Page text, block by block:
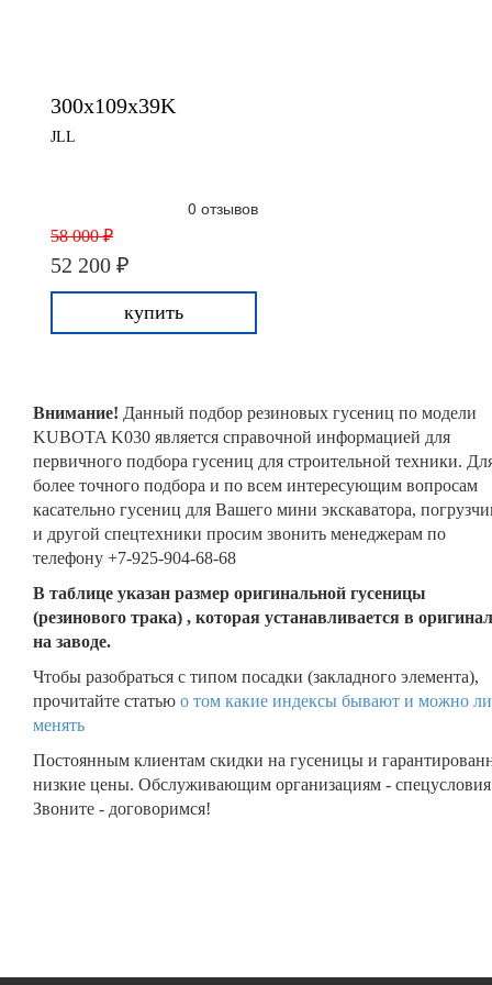
300x109x39K
JLL
0 отзывов
58 000 ₽
52 200 ₽
купить
Внимание! Данный подбор резиновых гусениц по модели
KUBOTA K030 является справочной информацией для
первичного подбора гусениц для строительной техники.
более точного подбора и по всем интересующим вопросам
касательно гусениц для Вашего мини экскаватора,
и другой спецтехники просим звонить менеджерам по
телефону +7-925-904-68-68
В таблице указан размер оригинальной гусеницы
(резинового трака) , которая устанавливается в
на заводе.
Чтобы разобраться с типом посадки (закладного элемента),
прочитайте статью о том какие индексы бывают и можно
менять
Постоянным клиентам скидки на гусеницы и
низкие цены. Обслуживающим организациям -
Звоните - договоримся!